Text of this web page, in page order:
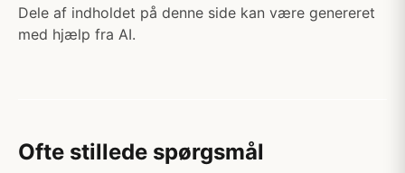
Dele af indholdet på denne side kan være genereret
med hjælp fra AI.
Ofte stillede spørgsmål